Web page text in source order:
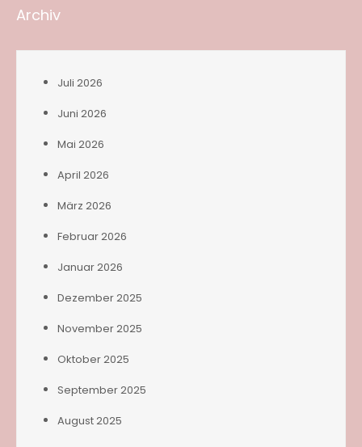
Archiv
Juli 2026
Juni 2026
Mai 2026
April 2026
März 2026
Februar 2026
Januar 2026
Dezember 2025
November 2025
Oktober 2025
September 2025
August 2025